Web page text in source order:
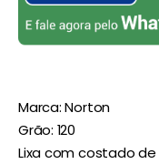
Marca: Norton
Grão: 120
Lixa com costado